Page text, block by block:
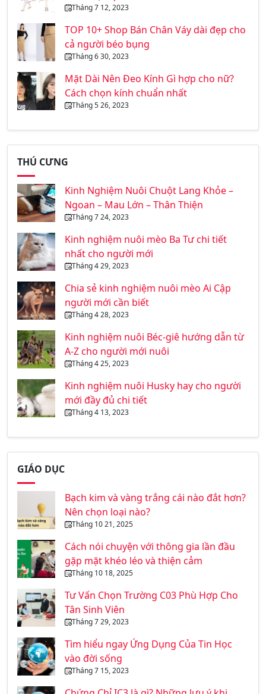
Tháng 7 12, 2023
TOP 10+ Shop Bán Chân Váy dài đẹp cho
cả người béo bụng
Tháng 6 30, 2023
Mặt Dài Nên Đeo Kính Gì hợp cho nữ?
Cách chọn kính chuẩn nhất
Tháng 5 26, 2023
THÚ CƯNG
Kinh Nghiệm Nuôi Chuột Lang Khỏe –
Ngoan – Mau Lớn – Thân Thiện
Tháng 7 24, 2023
Kinh nghiệm nuôi mèo Ba Tư chi tiết
nhất cho người mới
Tháng 4 29, 2023
Chia sẻ kinh nghiệm nuôi mèo Ai Cập
người mới cần biết
Tháng 4 28, 2023
Kinh nghiệm nuôi Béc-giê hướng dẫn từ
A-Z cho người mới nuôi
Tháng 4 25, 2023
Kinh nghiệm nuôi Husky hay cho người
mới đầy đủ chi tiết
Tháng 4 13, 2023
GIÁO DỤC
Bạch kim và vàng trắng cái nào đắt hơn?
Nên chọn loại nào?
Tháng 10 21, 2025
Cách nói chuyện với thông gia lần đầu
gặp mặt khéo léo và thiện cảm
Tháng 10 18, 2025
Tư Vấn Chọn Trường C03 Phù Hợp Cho
Tân Sinh Viên
Tháng 7 29, 2023
Tìm hiểu ngay Ứng Dụng Của Tin Học
vào đời sống
Tháng 7 15, 2023